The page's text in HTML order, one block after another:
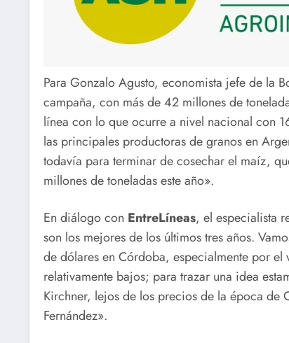
Para Gonzalo Agusto, economista jefe de la
campaña, con más de 42 millones de
línea con lo que ocurre a nivel nacional con
las principales productoras de granos en
todavía para terminar de cosechar el maíz,
millones de toneladas este año».
En diálogo con EntreLíneas, el especialista
son los mejores de los últimos tres años.
de dólares en Córdoba, especialmente por el
relativamente bajos; para trazar una idea
Kirchner, lejos de los precios de la época de
Fernández».